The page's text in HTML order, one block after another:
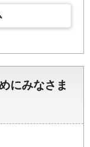
にみなさま